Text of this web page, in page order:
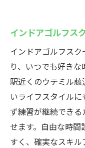
最新設備
験談
初心者歓迎
テミル
初心者で
制
インドア
り学ぶ
インドアゴルフス
インドアゴルフス
り、いつでも好き
駅近くのウテミル
いライフスタイル
ず練習が継続でき
せます。自由な時間
すく、確実なスキル